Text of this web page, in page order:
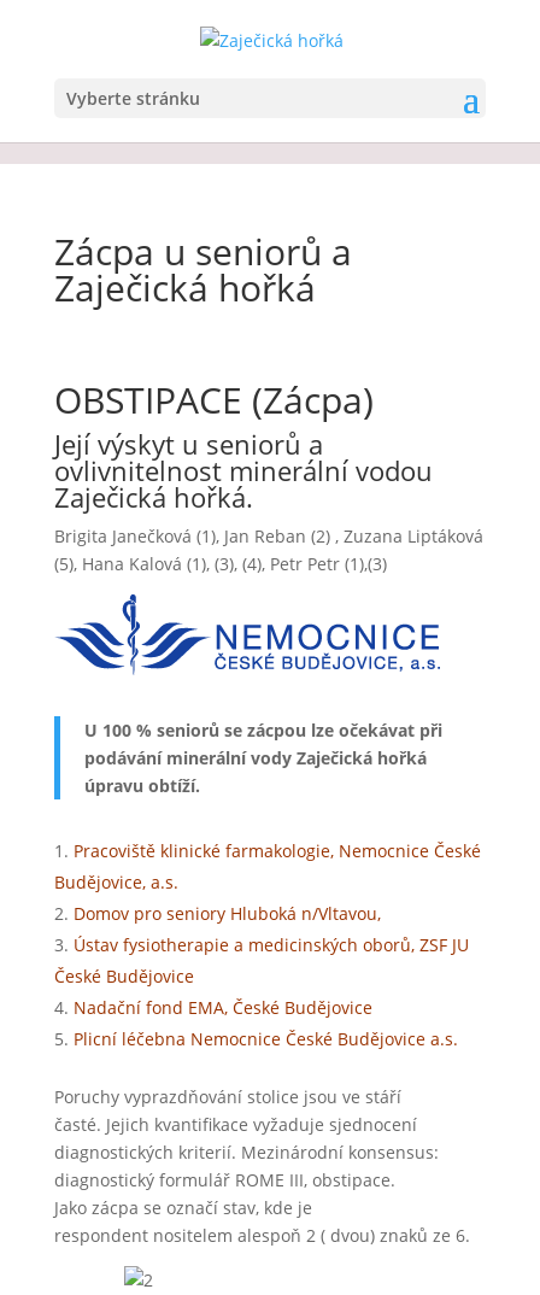
Vyberte stránku
Zácpa u seniorů a
Zaječická hořká
OBSTIPACE (Zácpa)
Její výskyt u seniorů a
ovlivnitelnost minerální vodou
Zaječická hořká.
Brigita Janečková (1), Jan Reban (2) , Zuzana Liptáková
(5), Hana Kalová (1), (3), (4), Petr Petr (1),(3)
U 100 % seniorů se zácpou lze očekávat při
podávání minerální vody Zaječická hořká
úpravu obtíží.
Pracoviště klinické farmakologie, Nemocnice České
Budějovice, a.s.
Domov pro seniory Hluboká n/Vltavou,
Ústav fysiotherapie a medicinských oborů, ZSF JU
České Budějovice
Nadační fond EMA, České Budějovice
Plicní léčebna Nemocnice České Budějovice a.s.
Poruchy vyprazdňování stolice jsou ve stáří
časté. Jejich kvantifikace vyžaduje sjednocení
diagnostických kriterií. Mezinárodní konsensus:
diagnostický formulář ROME III, obstipace.
Jako zácpa se označí stav, kde je
respondent nositelem alespoň 2 ( dvou) znaků ze 6.